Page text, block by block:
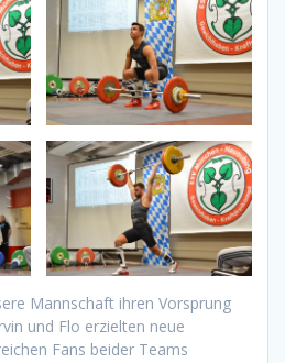
Mannschaft ihren Vorsprung
und Flo erzielten neue
Fans beider Teams